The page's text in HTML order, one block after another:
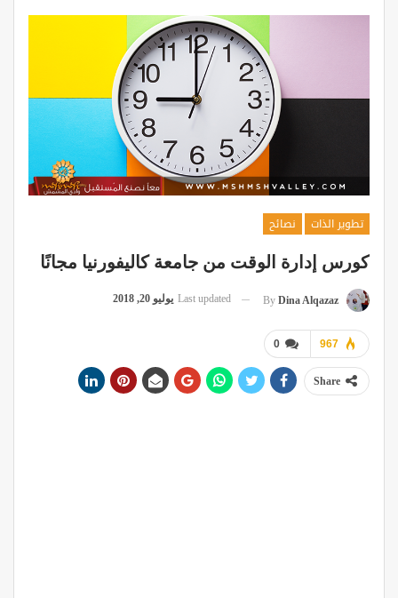
تطوير الذات
نصائح
كورس إدارة الوقت من جامعة كاليفورنيا مجانًا
By Dina Alqazaz
Last updated يوليو 20, 2018
0 967
Share